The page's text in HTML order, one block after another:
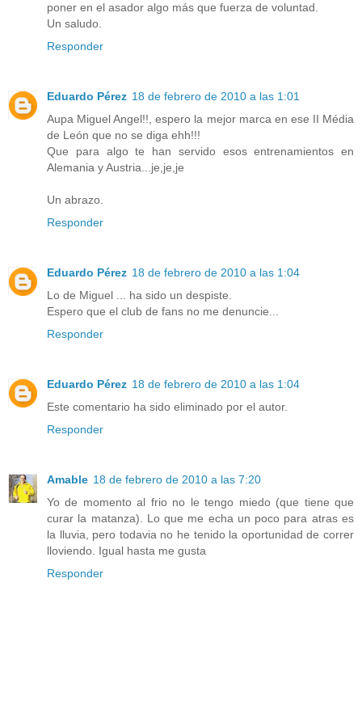
poner en el asador algo más que fuerza de voluntad.
Un saludo.
Responder
Eduardo Pérez 18 de febrero de 2010 a las 1:01
Aupa Miguel Angel!!, espero la mejor marca en ese II Média
de León que no se diga ehh!!!
Que para algo te han servido esos entrenamientos en
Alemania y Austria...je,je,je
Un abrazo.
Responder
Eduardo Pérez 18 de febrero de 2010 a las 1:04
Lo de Miguel ... ha sido un despiste.
Espero que el club de fans no me denuncie...
Responder
Eduardo Pérez 18 de febrero de 2010 a las 1:04
Este comentario ha sido eliminado por el autor.
Responder
Amable 18 de febrero de 2010 a las 7:20
Yo de momento al frio no le tengo miedo (que tiene que
curar la matanza). Lo que me echa un poco para atras es
la lluvia, pero todavia no he tenido la oportunidad de correr
lloviendo. Igual hasta me gusta
Responder